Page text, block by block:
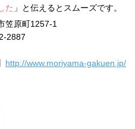
た 」と伝えるとスムーズです。
笠原町1257-1
2887
http://www.moriyama-gakuen.jp/